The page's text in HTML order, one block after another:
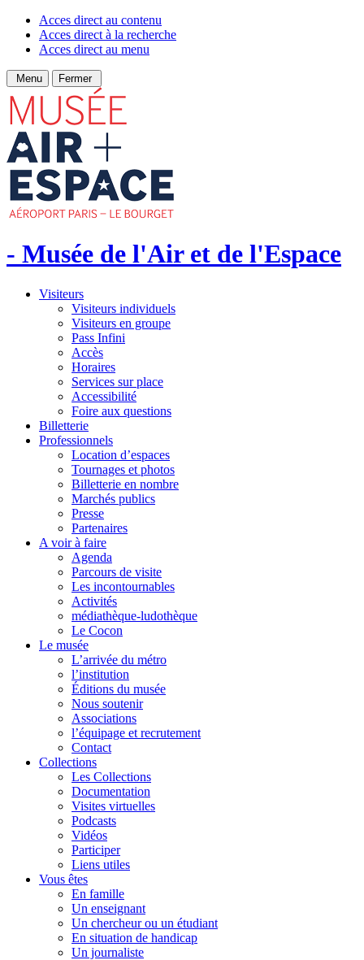
Acces direct au contenu
Acces direct à la recherche
Acces direct au menu
Menu Fermer
- Musée de l'Air et de l'Espace
Visiteurs
Visiteurs individuels
Visiteurs en groupe
Pass Infini
Accès
Horaires
Services sur place
Accessibilité
Foire aux questions
Billetterie
Professionnels
Location d’espaces
Tournages et photos
Billetterie en nombre
Marchés publics
Presse
Partenaires
A voir à faire
Agenda
Parcours de visite
Les incontournables
Activités
médiathèque-ludothèque
Le Cocon
Le musée
L’arrivée du métro
l’institution
Éditions du musée
Nous soutenir
Associations
l’équipage et recrutement
Contact
Collections
Les Collections
Documentation
Visites virtuelles
Podcasts
Vidéos
Participer
Liens utiles
Vous êtes
En famille
Un enseignant
Un chercheur ou un étudiant
En situation de handicap
Un journaliste